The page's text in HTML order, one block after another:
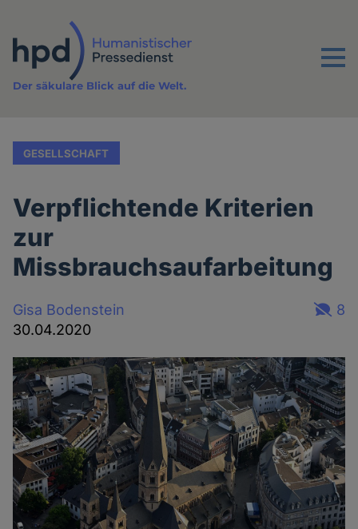
Inhalt
Menu
Der säkulare Blick auf die Welt.
GESELLSCHAFT
Verpflichtende Kriterien
zur
Missbrauchsaufarbeitung
Gisa Bodenstein
30.04.2020
8